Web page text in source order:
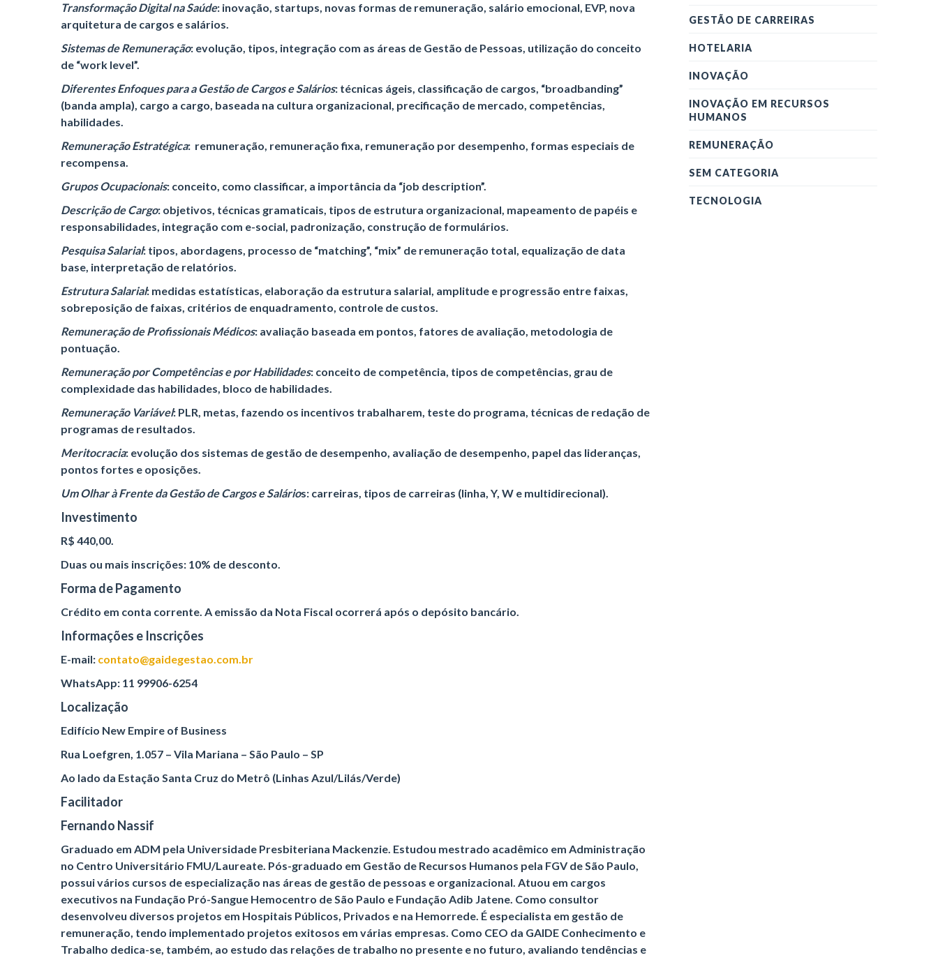
Transformação Digital na Saúde: inovação, startups, novas formas de remuneração, salário emocional, EVP, nova
arquitetura de cargos e salários.
Sistemas de Remuneração: evolução, tipos, integração com as áreas de Gestão de Pessoas, utilização do conceito
de “work level”.
Diferentes Enfoques para a Gestão de Cargos e Salários: técnicas ágeis, classificação de cargos, “broadbanding”
(banda ampla), cargo a cargo, baseada na cultura organizacional, precificação de mercado, competências,
habilidades.
Remuneração Estratégica: remuneração, remuneração fixa, remuneração por desempenho, formas especiais de
recompensa.
Grupos Ocupacionais: conceito, como classificar, a importância da “job description”.
Descrição de Cargo: objetivos, técnicas gramaticais, tipos de estrutura organizacional, mapeamento de papéis e
responsabilidades, integração com e-social, padronização, construção de formulários.
Pesquisa Salarial: tipos, abordagens, processo de “matching”, “mix” de remuneração total, equalização de data
base, interpretação de relatórios.
Estrutura Salarial: medidas estatísticas, elaboração da estrutura salarial, amplitude e progressão entre faixas,
sobreposição de faixas, critérios de enquadramento, controle de custos.
Remuneração de Profissionais Médicos: avaliação baseada em pontos, fatores de avaliação, metodologia de
pontuação.
Remuneração por Competências e por Habilidades: conceito de competência, tipos de competências, grau de
complexidade das habilidades, bloco de habilidades.
Remuneração Variável: PLR, metas, fazendo os incentivos trabalharem, teste do programa, técnicas de redação de
programas de resultados.
Meritocracia: evolução dos sistemas de gestão de desempenho, avaliação de desempenho, papel das lideranças,
pontos fortes e oposições.
Um Olhar à Frente da Gestão de Cargos e Salários: carreiras, tipos de carreiras (linha, Y, W e multidirecional).
Investimento
R$ 440,00.
Duas ou mais inscrições: 10% de desconto.
Forma de Pagamento
Crédito em conta corrente. A emissão da Nota Fiscal ocorrerá após o depósito bancário.
Informações e Inscrições
E-mail: contato@gaidegestao.com.br
WhatsApp: 11 99906-6254
Localização
Edifício New Empire of Business
Rua Loefgren, 1.057 – Vila Mariana – São Paulo – SP
Ao lado da Estação Santa Cruz do Metrô (Linhas Azul/Lilás/Verde)
Facilitador
Fernando Nassif
Graduado em ADM pela Universidade Presbiteriana Mackenzie. Estudou mestrado acadêmico em Administração
no Centro Universitário FMU/Laureate. Pós-graduado em Gestão de Recursos Humanos pela FGV de São Paulo,
possui vários cursos de especialização nas áreas de gestão de pessoas e organizacional. Atuou em cargos
executivos na Fundação Pró-Sangue Hemocentro de São Paulo e Fundação Adib Jatene. Como consultor
desenvolveu diversos projetos em Hospitais Públicos, Privados e na Hemorrede. É especialista em gestão de
remuneração, tendo implementado projetos exitosos em várias empresas. Como CEO da GAIDE Conhecimento e
Trabalho dedica-se, também, ao estudo das relações de trabalho no presente e no futuro, avaliando tendências e
GESTÃO DE CARREIRAS
HOTELARIA
INOVAÇÃO
INOVAÇÃO EM RECURSOS
HUMANOS
REMUNERAÇÃO
SEM CATEGORIA
TECNOLOGIA